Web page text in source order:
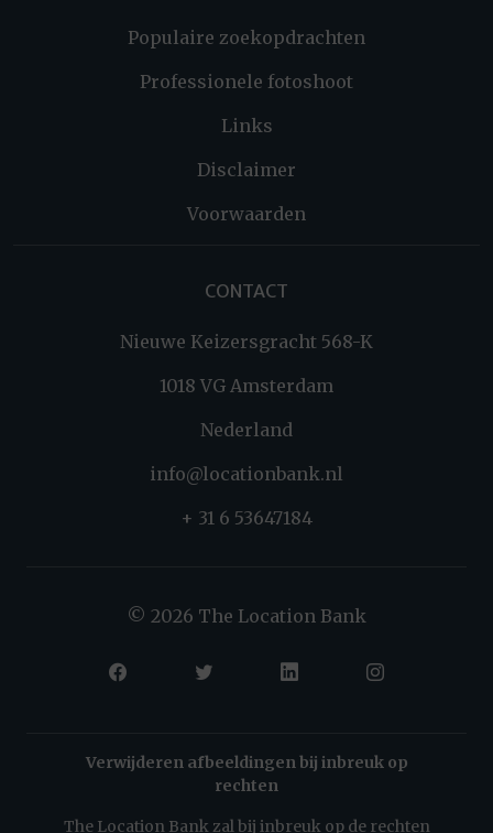
Populaire zoekopdrachten
Professionele fotoshoot
Links
Disclaimer
Voorwaarden
CONTACT
Nieuwe Keizersgracht 568-K
1018 VG Amsterdam
Nederland
info@locationbank.nl
+ 31 6 53647184
© 2026 The Location Bank
Verwijderen afbeeldingen bij inbreuk op
rechten
The Location Bank zal bij inbreuk op de rechten